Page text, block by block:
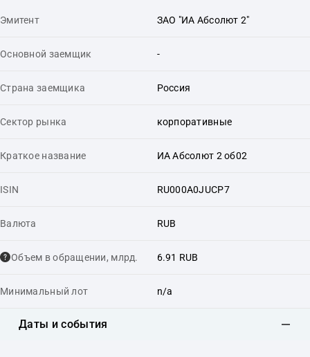
Эмитент ЗАО "ИА Абсолют 2"
Основной заемщик -
Страна заемщика Россия
Сектор рынка корпоративные
Краткое название ИА Абсолют 2 об02
ISIN RU000A0JUCP7
Валюта RUB
Объем в обращении, млрд. 6.91 RUB
Минимальный лот n/a
Даты и события